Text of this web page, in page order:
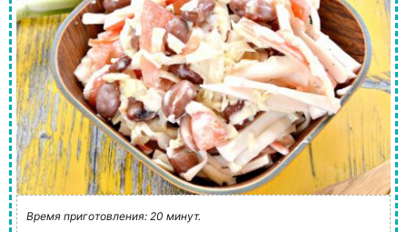
Время приготовления: 20 минут.